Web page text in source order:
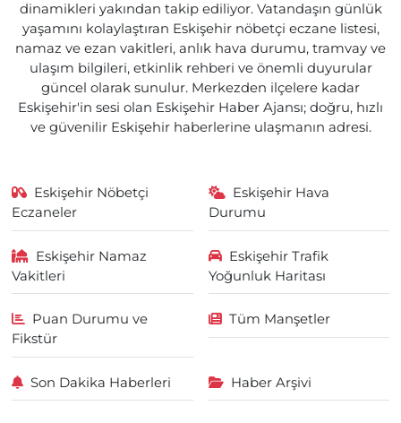
dinamikleri yakından takip ediliyor. Vatandaşın günlük
yaşamını kolaylaştıran Eskişehir nöbetçi eczane listesi,
namaz ve ezan vakitleri, anlık hava durumu, tramvay ve
ulaşım bilgileri, etkinlik rehberi ve önemli duyurular
güncel olarak sunulur. Merkezden ilçelere kadar
Eskişehir'in sesi olan Eskişehir Haber Ajansı; doğru, hızlı
ve güvenilir Eskişehir haberlerine ulaşmanın adresi.
Eskişehir Nöbetçi
Eczaneler
Eskişehir Hava
Durumu
Eskişehir Namaz
Vakitleri
Eskişehir Trafik
Yoğunluk Haritası
Puan Durumu ve
Fikstür
Tüm Manşetler
Son Dakika Haberleri Haber Arşivi